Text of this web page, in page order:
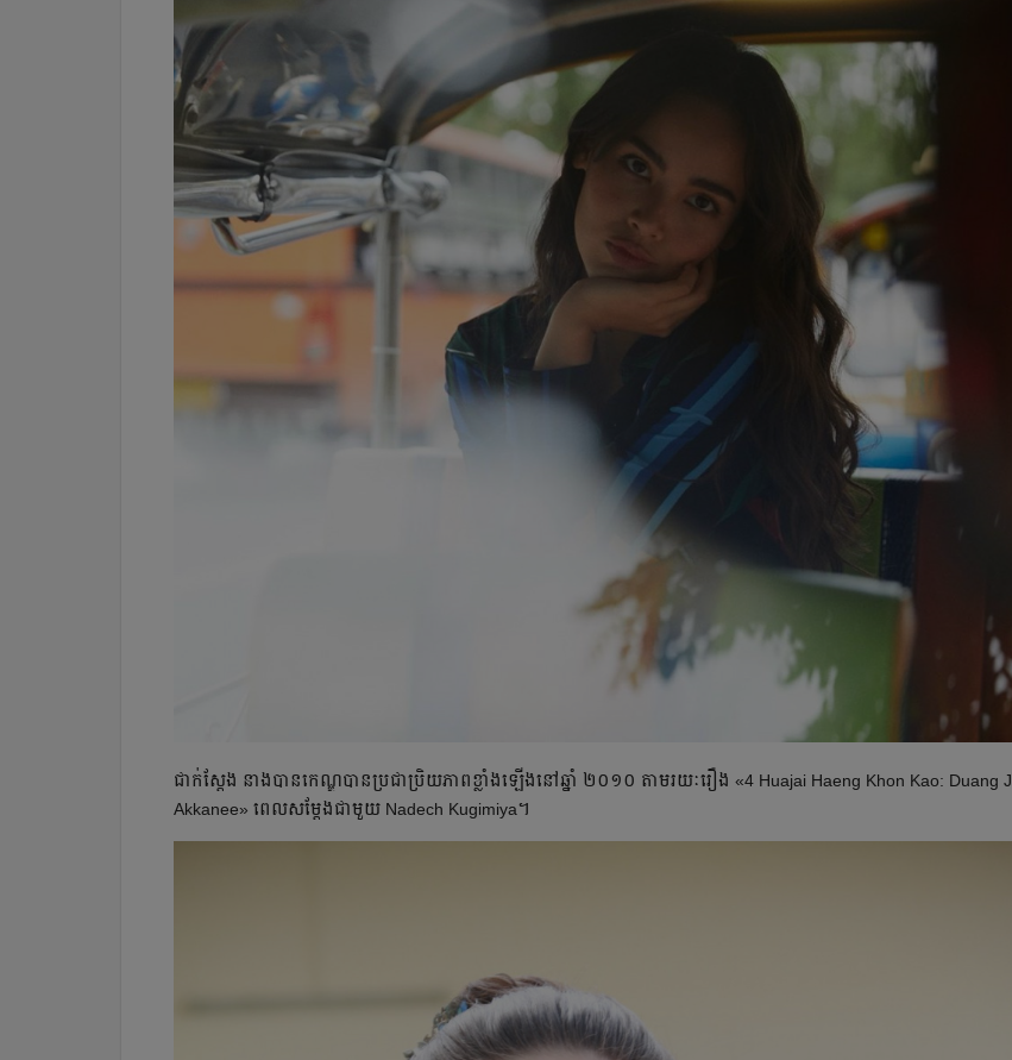
ជាក់ស្ដែង​ នាង​បាន​កេណ្ឌ​បាន​ប្រជាប្រិយភាព​ខ្លាំង​ឡើង​នៅ​ឆ្នាំ ២០១០ តាមរយៈ​រឿង​ «4 Huajai Haeng Khon Kao: Duang
Akkanee» ពេល​សម្ដែង​ជាមួយ​ Nadech Kugimiya។